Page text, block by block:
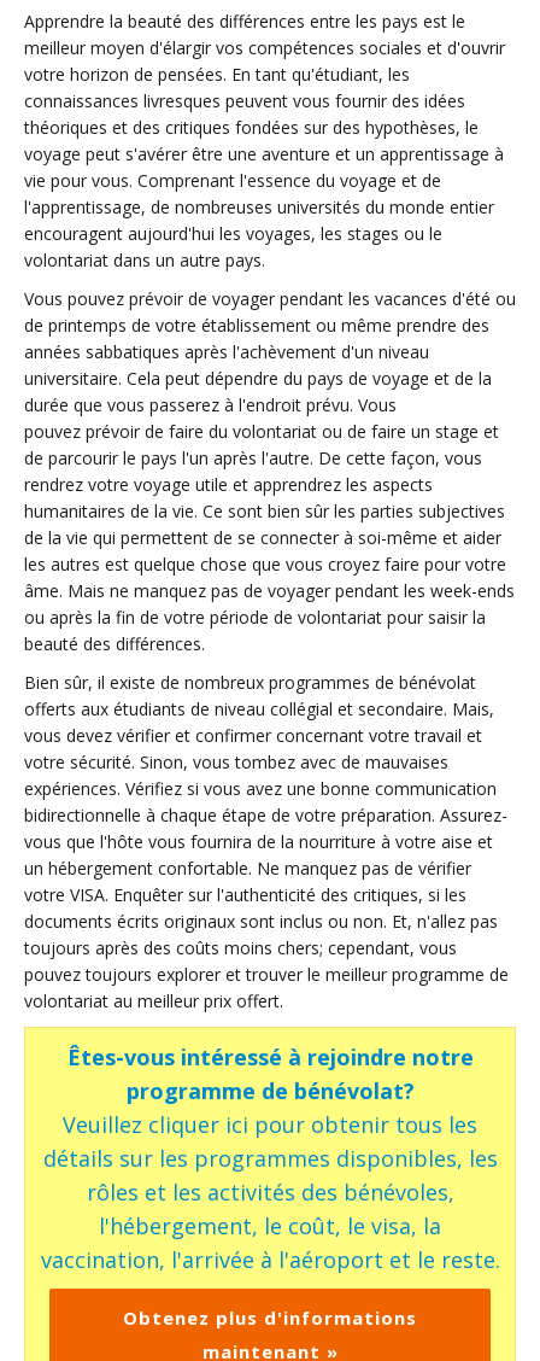
Apprendre la beauté des différences entre les pays est le
meilleur moyen d'élargir vos compétences sociales et d'ouvrir
votre horizon de pensées. En tant qu'étudiant, les
connaissances livresques peuvent vous fournir des idées
théoriques et des critiques fondées sur des hypothèses, le
voyage peut s'avérer être une aventure et un apprentissage à
vie pour vous. Comprenant l'essence du voyage et de
l'apprentissage, de nombreuses universités du monde entier
encouragent aujourd'hui les voyages, les stages ou le
volontariat dans un autre pays.
Vous pouvez prévoir de voyager pendant les vacances d'été ou
de printemps de votre établissement ou même prendre des
années sabbatiques après l'achèvement d'un niveau
universitaire. Cela peut dépendre du pays de voyage et de la
durée que vous passerez à l'endroit prévu. Vous
pouvez prévoir de faire du volontariat ou de faire un stage et
de parcourir le pays l'un après l'autre. De cette façon, vous
rendrez votre voyage utile et apprendrez les aspects
humanitaires de la vie. Ce sont bien sûr les parties subjectives
de la vie qui permettent de se connecter à soi-même et aider
les autres est quelque chose que vous croyez faire pour votre
âme. Mais ne manquez pas de voyager pendant les week-ends
ou après la fin de votre période de volontariat pour saisir la
beauté des différences.
Bien sûr, il existe de nombreux programmes de bénévolat
offerts aux étudiants de niveau collégial et secondaire. Mais,
vous devez vérifier et confirmer concernant votre travail et
votre sécurité. Sinon, vous tombez avec de mauvaises
expériences. Vérifiez si vous avez une bonne communication
bidirectionnelle à chaque étape de votre préparation. Assurez-
vous que l'hôte vous fournira de la nourriture à votre aise et
un hébergement confortable. Ne manquez pas de vérifier
votre VISA. Enquêter sur l'authenticité des critiques, si les
documents écrits originaux sont inclus ou non. Et, n'allez pas
toujours après des coûts moins chers; cependant, vous
pouvez toujours explorer et trouver le meilleur programme de
volontariat au meilleur prix offert.
Êtes-vous intéressé à rejoindre notre
programme de bénévolat?
Veuillez cliquer ici pour obtenir tous les
détails sur les programmes disponibles, les
rôles et les activités des bénévoles,
l'hébergement, le coût, le visa, la
vaccination, l'arrivée à l'aéroport et le reste.
Obtenez plus d'informations
maintenant »